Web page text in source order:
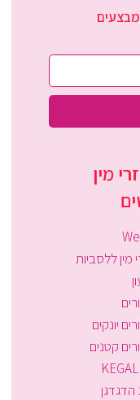
מין
מין ללסביות
יונקים
קטנים
הדגדגן